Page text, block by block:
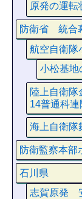
原発の運転
防衛省 統合
航空自衛隊
小松基地
陸上自衛
14普通科連
海上自衛隊
防衛監察本部
石川県
志賀原発